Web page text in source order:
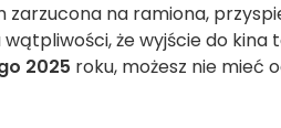
na ramiona,
że wyjście do kina
2025 roku, możesz nie mieć